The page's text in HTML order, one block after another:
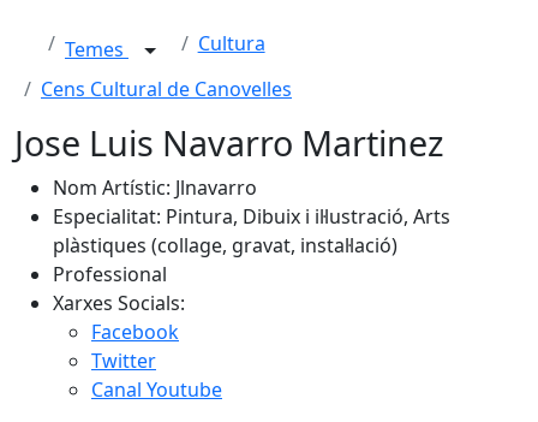
Temes
Cultura
Cens Cultural de Canovelles
Jose Luis Navarro Martinez
Nom Artístic: Jlnavarro
Especialitat: Pintura, Dibuix i il·lustració, Arts
plàstiques (collage, gravat, instal·lació)
Professional
Xarxes Socials:
Facebook
Twitter
Canal Youtube